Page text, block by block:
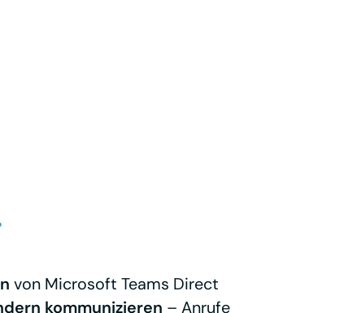
von Microsoft Teams Direct
kommunizieren – Anrufe